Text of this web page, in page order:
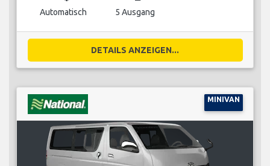
Automatisch 5 Ausgang
DETAILS ANZEIGEN...
MINIVAN